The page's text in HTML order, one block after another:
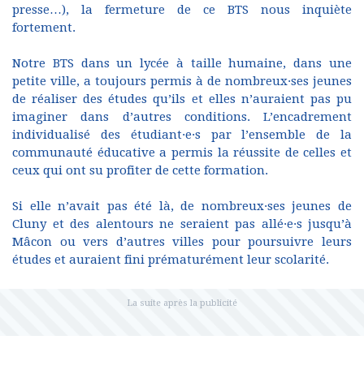
presse…), la fermeture de ce BTS nous inquiète
fortement.
Notre BTS dans un lycée à taille humaine, dans une
petite ville, a toujours permis à de nombreux·ses jeunes
de réaliser des études qu’ils et elles n’auraient pas pu
imaginer dans d’autres conditions. L’encadrement
individualisé des étudiant·e·s par l’ensemble de la
communauté éducative a permis la réussite de celles et
ceux qui ont su profiter de cette formation.
Si elle n’avait pas été là, de nombreux·ses jeunes de
Cluny et des alentours ne seraient pas allé·e·s jusqu’à
Mâcon ou vers d’autres villes pour poursuivre leurs
études et auraient fini prématurément leur scolarité.